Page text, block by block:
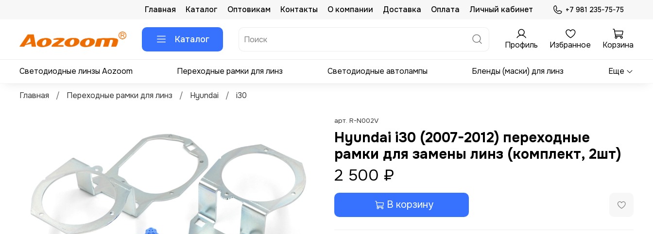
Главная Каталог Оптовикам Контакты О компании Доставка Оплата Личный кабинет +7 981 235-75-75
Каталог Профиль Избранное Корзина
Светодиодные линзы Aozoom Переходные рамки для линз Светодиодные автолампы Бленды (маски) для линз Еще
Главная Переходные рамки для линз Hyundai i30
арт. R-N002V
Hyundai i30 (2007-2012) переходные
рамки для замены линз (комплект, 2шт)
2 500 ₽
В корзину